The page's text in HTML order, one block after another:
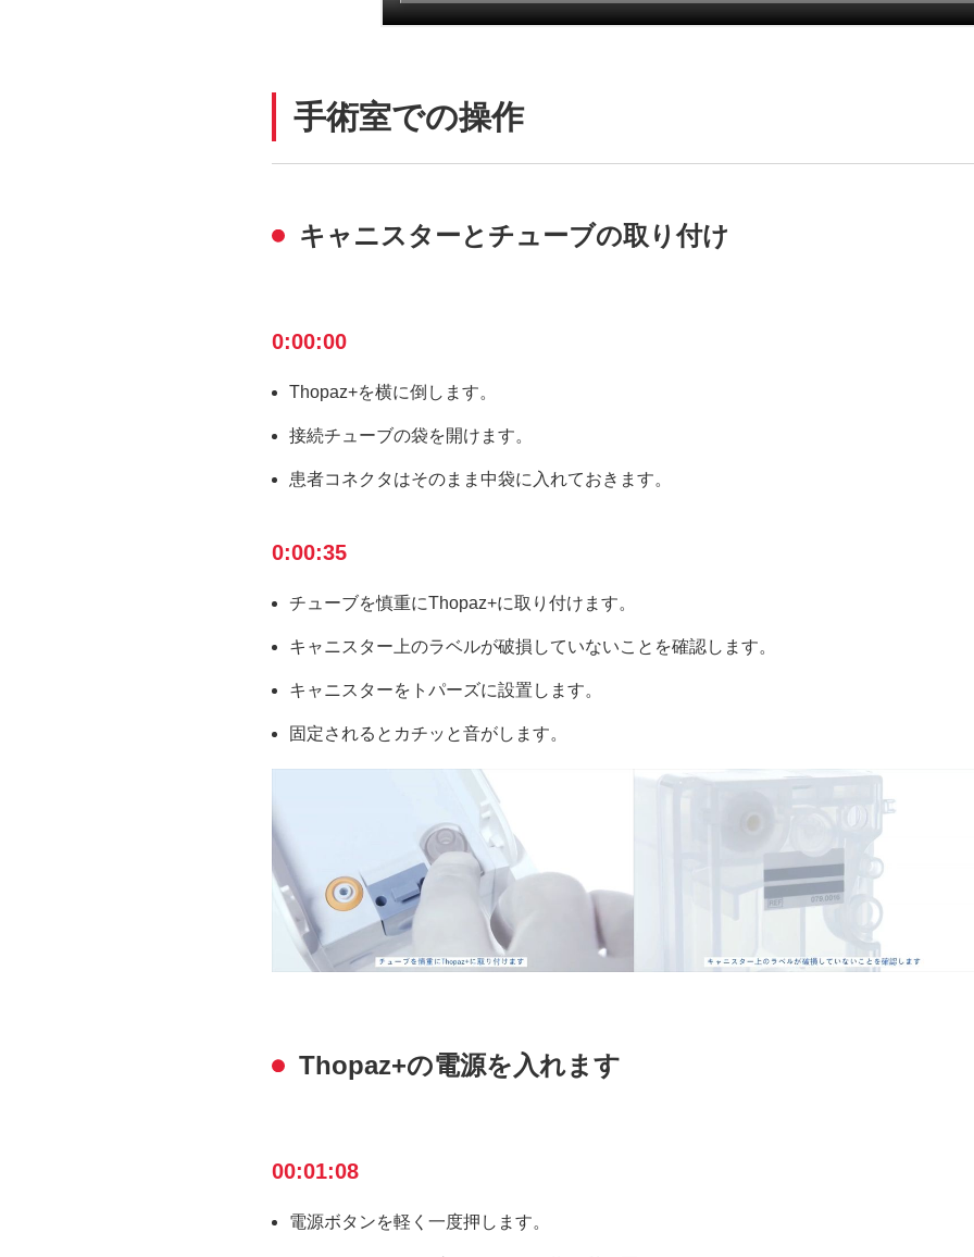
手術室での操作
キャニスターとチューブの取り付け
0:00:00
Thopaz+を横に倒します。
接続チューブの袋を開けます。
患者コネクタはそのまま中袋に入れておきます。
0:00:35
チューブを慎重にThopaz+に取り付けます。
キャニスター上のラベルが破損していないことを確認します。
キャニスターをトパーズに設置します。
固定されるとカチッと音がします。
Thopaz+の電源を入れます
00:01:08
電源ボタンを軽く一度押します。